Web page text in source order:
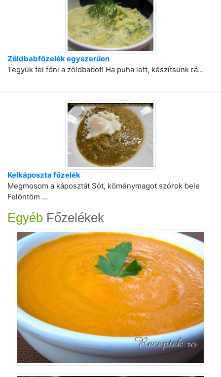
Zöldbabfőzelék egyszerűen
Tegyük fel főni a zöldbabot! Ha puha lett, készítsünk rá...
Kelkáposzta főzelék
Megmosom a káposztát Sót, köménymagot szórok bele
Felöntöm ...
Egyéb Főzelékek